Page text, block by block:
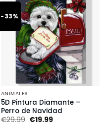
-33%
ANIMALES
5D Pintura Diamante –
Perro de Navidad
€29.99 €19.99